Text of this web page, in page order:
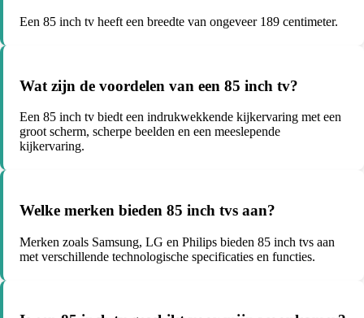
Een 85 inch tv heeft een breedte van ongeveer 189 centimeter.
Wat zijn de voordelen van een 85 inch tv?
Een 85 inch tv biedt een indrukwekkende kijkervaring met een
groot scherm, scherpe beelden en een meeslepende
kijkervaring.
Welke merken bieden 85 inch tvs aan?
Merken zoals Samsung, LG en Philips bieden 85 inch tvs aan
met verschillende technologische specificaties en functies.